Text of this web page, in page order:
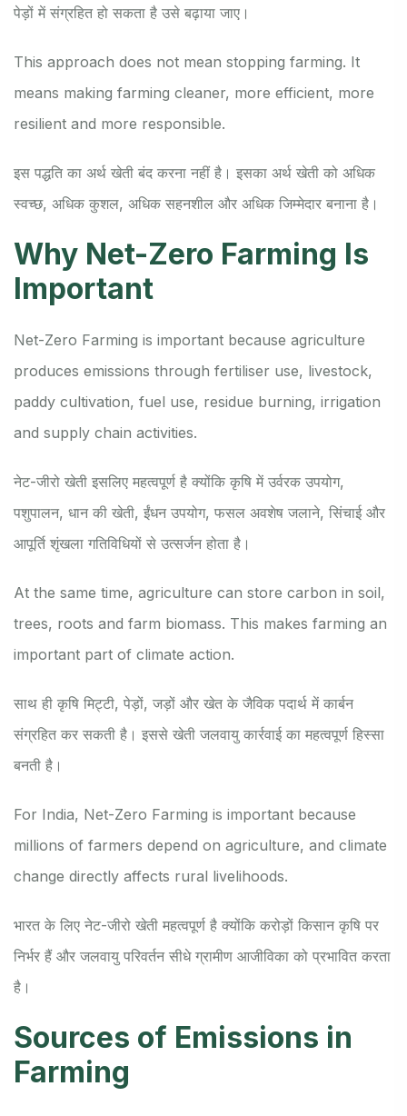
पेड़ों में संग्रहित हो सकता है उसे बढ़ाया जाए।
This approach does not mean stopping farming. It
means making farming cleaner, more efficient, more
resilient and more responsible.
इस पद्धति का अर्थ खेती बंद करना नहीं है। इसका अर्थ खेती को अधिक
स्वच्छ, अधिक कुशल, अधिक सहनशील और अधिक जिम्मेदार बनाना है।
Why Net-Zero Farming Is
Important
Net-Zero Farming is important because agriculture
produces emissions through fertiliser use, livestock,
paddy cultivation, fuel use, residue burning, irrigation
and supply chain activities.
नेट-जीरो खेती इसलिए महत्वपूर्ण है क्योंकि कृषि में उर्वरक उपयोग,
पशुपालन, धान की खेती, ईंधन उपयोग, फसल अवशेष जलाने, सिंचाई और
आपूर्ति शृंखला गतिविधियों से उत्सर्जन होता है।
At the same time, agriculture can store carbon in soil,
trees, roots and farm biomass. This makes farming an
important part of climate action.
साथ ही कृषि मिट्टी, पेड़ों, जड़ों और खेत के जैविक पदार्थ में कार्बन
संग्रहित कर सकती है। इससे खेती जलवायु कार्रवाई का महत्वपूर्ण हिस्सा
बनती है।
For India, Net-Zero Farming is important because
millions of farmers depend on agriculture, and climate
change directly affects rural livelihoods.
भारत के लिए नेट-जीरो खेती महत्वपूर्ण है क्योंकि करोड़ों किसान कृषि पर
निर्भर हैं और जलवायु परिवर्तन सीधे ग्रामीण आजीविका को प्रभावित करता
है।
Sources of Emissions in
Farming